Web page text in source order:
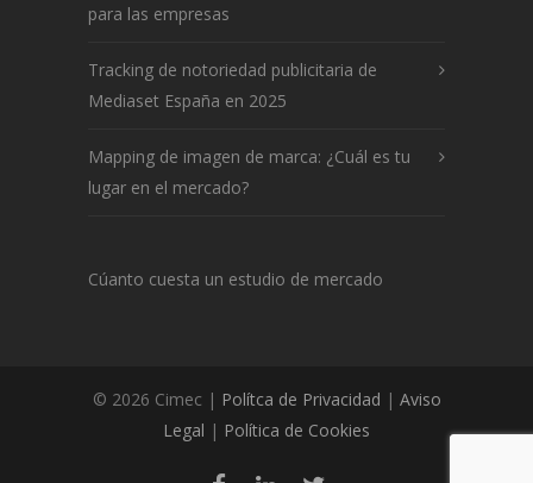
para las empresas
Tracking de notoriedad publicitaria de
Mediaset España en 2025
Mapping de imagen de marca: ¿Cuál es tu
lugar en el mercado?
Cúanto cuesta un estudio de mercado
© 2026 Cimec | Polítca de Privacidad | Aviso
Legal | Política de Cookies